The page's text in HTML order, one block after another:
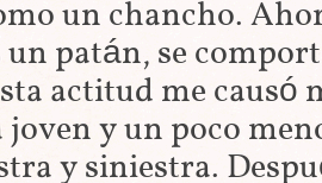
un chancho.
un patán, se
actitud me causó
joven y un poco
y siniestra.